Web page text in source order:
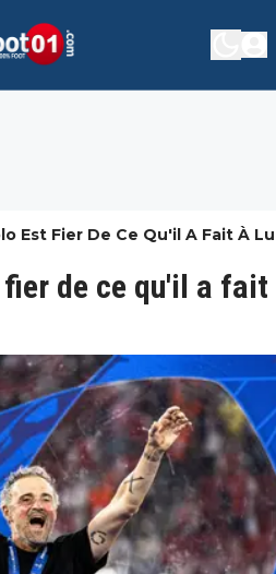
Est Fier De Ce Qu'il A Fait À
fier de ce qu'il a fait